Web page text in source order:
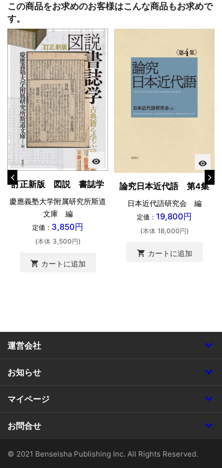
この商品をお求めのお客様はこんな商品もお求めで
す。
visibility
訂正新版 図説 書誌学
慶應義塾大学附属研究所斯道
文庫 編
定価： 3,850円
(本体 3,500円)
shopping_cart カートに追加
visibility
論究日本近代語 第4集
日本近代語研究会 編
定価： 19,800円
(本体 18,000円)
shopping_cart カートに追加
運営会社
お知らせ
マイページ
お問合せ
© 2021 Benseisha Publishing Inc. All Rights Reserved.